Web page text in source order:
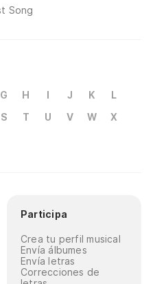
Song
G H I J K
L
S T U V W
X
Participa
Crea tu perfil musical
Envía álbumes
Envía letras
Correcciones de